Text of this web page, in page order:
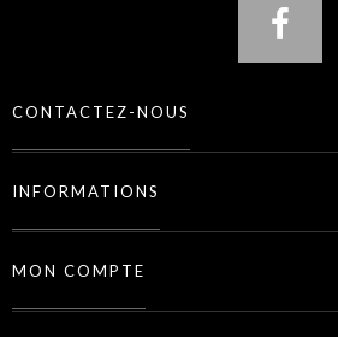
CONTACTEZ-NOUS
INFORMATIONS
MON COMPTE